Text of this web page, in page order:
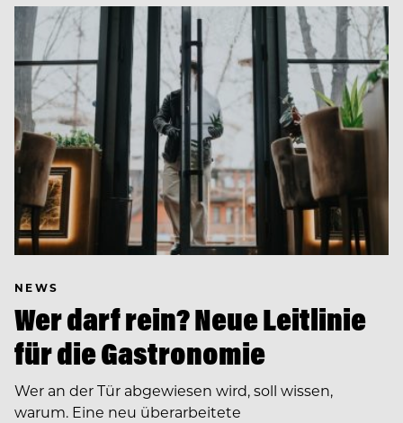
NEWS
Wer darf rein? Neue Leitlinie
für die Gastronomie
Wer an der Tür abgewiesen wird, soll wissen,
warum. Eine neu überarbeitete